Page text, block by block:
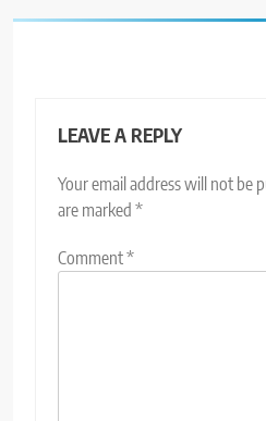
LEAVE A REPLY
Your email address will not be
are marked *
Comment*